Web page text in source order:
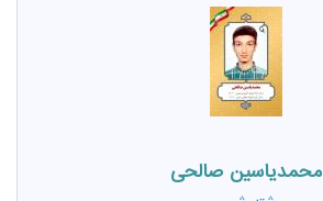
محمدیاسین صالحی